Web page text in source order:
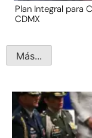
Plan Integral para
CDMX
Más...